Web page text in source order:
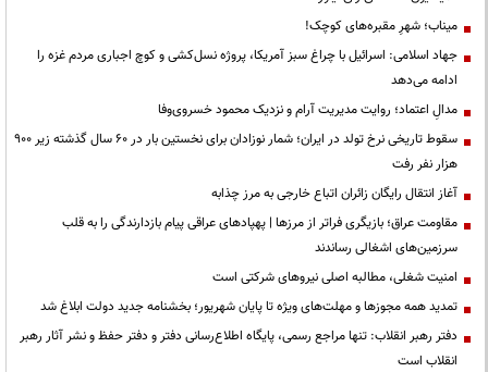
میناب؛ شهرِ مقبره‌های کوچک!
جهاد اسلامی: اسرائیل با چراغ سبز آمریکا، پروژه نسل‌کشی و کوچ اجباری مردم غزه را
ادامه می‌دهد
مدالِ اعتماد؛ روایت مدیریت آرام و نزدیک محمود خسروی‌وفا
سقوط تاریخی نرخ تولد در ایران؛ شمار نوزادان برای نخستین بار در ۶۰ سال گذشته زیر ۹۰۰
هزار نفر رفت
آغاز انتقال رایگان زائران اتباع خارجی به مرز چذابه
مقاومت عراق؛ بازیگری فراتر از مرزها | پهپادهای عراقی پیام بازدارندگی را به قلب
سرزمین‌های اشغالی رساندند
‌امنیت شغلی، مطالبه اصلی نیروهای شرکتی است
تمدید همه مجوزها و مهلت‌های ویژه تا پایان شهریور؛ بخشنامه جدید دولت ابلاغ شد
دفتر رهبر انقلاب: تنها مراجع رسمی، پایگاه اطلاع‌رسانی دفتر و دفتر حفظ و نشر آثار رهبر
انقلاب است